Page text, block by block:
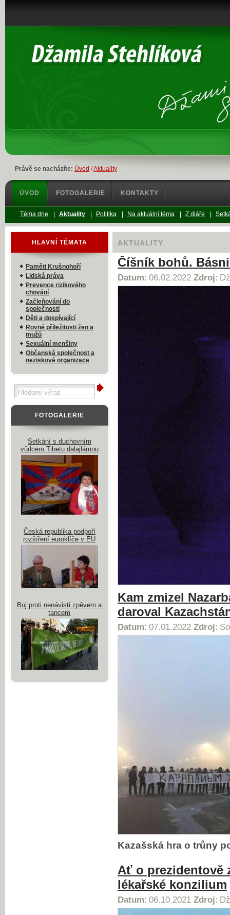
Právě se nacházíte: Úvod /Aktuality
AKTUALITY
Číšník bohů.
Datum: 06.02.2022 Zdroj:
Kam zmizel
daroval
Datum: 07.01.2022 Zdroj:
Kazašská hra o trůny
Ať o prezidentově
lékařské konzilium
Datum: 06.10.2021 Zdroj:
HLAVNÍ TÉMATA
Paměti Krušnohoří
Lidská práva
Prevence rizikového
chování
Začleňování do
společnosti
Děti a dospívající
Rovné příležitosti žen a
mužů
Sexuální menšiny
Občanská společnost a
neziskové organizace
FOTOGALERIE
Setkání s duchovním
vůdcem Tibetu dalajlámou
Česká republika podpoří
rozšíření euroklíče v EU
Boj proti nenávisti zpěvem a
tancem
ÚVOD FOTOGALERIE KONTAKTY
Téma dne Aktuality Politika Na aktuální téma Z diáře